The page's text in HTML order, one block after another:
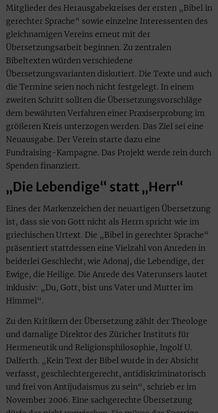
Mitglieder des Herausgabekreises der ersten „Bibel in
gerechter Sprache“ sowie einzelne Interessenten des
gleichnamigen Vereins erneut mit der
Übersetzungsarbeit beginnen. Zu zentralen
Bibeltexten würden verschiedene
Übersetzungsvarianten diskutiert. Die Texte und auch
die Termine seien noch nicht festgelegt. In einem
zweiten Schritt sollten die Übersetzungsvorschläge
dem bewährten Verfahren einer Praxiserprobung im
größeren Kreis unterzogen werden. Das Ziel sei eine
Neuausgabe. Der Verein starte dazu eine
Fundraising-Kampagne. Das Projekt werde rein durch
Spenden finanziert.
„Die Lebendige“ statt „Herr“
Eines der Markenzeichen der neuartigen Übersetzung
ist, dass sie von Gott nicht als Herrn spricht wie im
griechischen Urtext. Die „Bibel in gerechter Sprache“
präsentiert stattdessen eine Vielzahl von Anreden in
beiderlei Geschlecht, wie Adonaj, die Lebendige, der
Ewige, die Heilige. Die Anrede des Vaterunsers lautet
inklusiv: „Du, Gott, bist uns Vater und Mutter im
Himmel“.
Zu den Kritikern der Übersetzung zählt der Theologe
und damalige Direktor des Züricher Instituts für
Hermeneutik und Religionsphilosophie, Ingolf U.
Dalferth. „Kein Text der Bibel wurde in der Absicht
verfasst, geschlechtergerecht, antidiskriminatorisch
und frei von Antijudaismus zu sein“, schrieb er im
November 2006. Eine sachgerechte Übersetzung